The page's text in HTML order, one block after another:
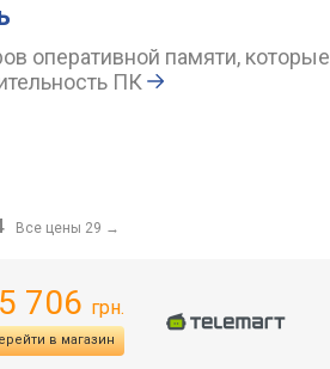
оперативной памяти, которые
ПК
Все цены 29 →
706 грн.
в магазин